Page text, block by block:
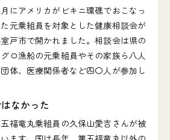
にアメリカがビキニ環礁でおこなっ
元乗組員を対象とした健康相談会が
戸市で開かれました。相談会は県の
ロ漁船の元乗組員やその家族ら八人
体、医療関係者など四〇人が参加し
なかった
福竜丸乗組員の久保山愛吉さんが被